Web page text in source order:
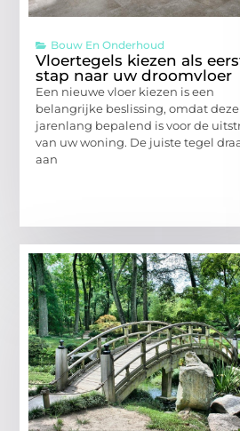
Bouw En Onderhoud
Vloertegels kiezen als
stap naar uw droomvloer
Een nieuwe vloer kiezen is een
belangrijke beslissing, omdat deze
jarenlang bepalend is voor de
van uw woning. De juiste tegel
aan